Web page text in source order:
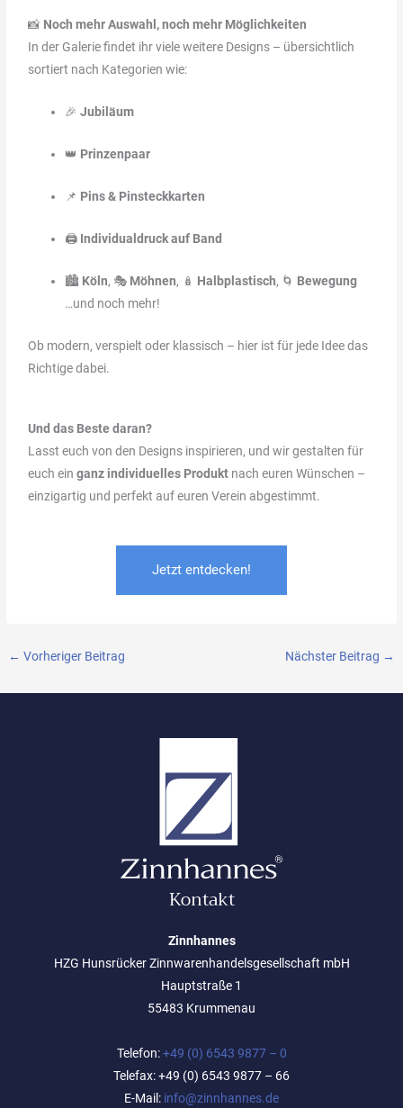
📸 Noch mehr Auswahl, noch mehr Möglichkeiten
In der Galerie findet ihr viele weitere Designs – übersichtlich
sortiert nach Kategorien wie:
🎉Jubiläum
👑 Prinzenpaar
📌 Pins & Pinsteckkarten
🖨️ Individualdruck auf Band
🏙️ Köln, 🎭 Möhnen, 🪆 Halbplastisch, 🌀 Bewegung
…und noch mehr!
Ob modern, verspielt oder klassisch – hier ist für jede Idee das
Richtige dabei.
Und das Beste daran?
Lasst euch von den Designs inspirieren, und wir gestalten für
euch einganz individuelles Produkt nach euren Wünschen –
einzigartig und perfekt auf euren Verein abgestimmt.
Jetzt entdecken!
← Vorheriger Beitrag Nächster Beitrag →
Kontakt
Zinnhannes
HZG Hunsrücker Zinnwarenhandelsgesellschaft mbH
Hauptstraße 1
55483 Krummenau
Telefon:+49 (0) 6543 9877 – 0
Telefax: +49 (0) 6543 9877 – 66
E-Mail: info@zinnhannes.de